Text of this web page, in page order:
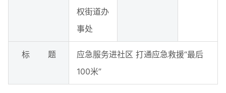
权街道办
事处
标 题
应急服务进社区 打通应急救援“最后
100米”